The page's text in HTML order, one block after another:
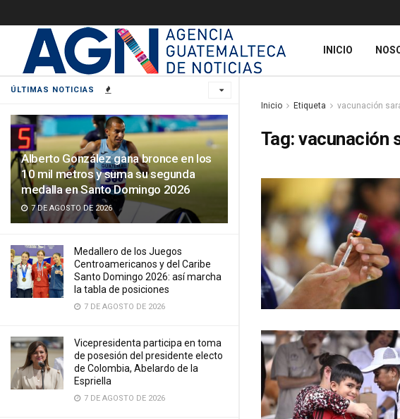
ÚLTIMAS NOTICIAS
Alberto González gana bronce en los
10 mil metros y suma su segunda
medalla en Santo Domingo 2026
7 DE AGOSTO DE 2026
Medallero de los Juegos
Centroamericanos y del Caribe
Santo Domingo 2026: así marcha
la tabla de posiciones
7 DE AGOSTO DE 2026
Vicepresidenta participa en toma
de posesión del presidente electo
de Colombia, Abelardo de la
Espriella
7 DE AGOSTO DE 2026
INICIO
Inicio Etiqueta vacunación
Tag:vacunación